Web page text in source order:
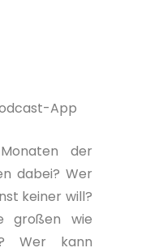
App
der
dabei? Wer
keiner will?
großen wie
Wer kann